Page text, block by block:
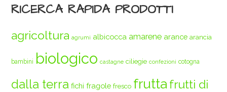
RICERCA RAPIDA PRODOTTI
agricoltura agrumi albicocca amarene arance arancia
bambini biologico castagne ciliegie confezioni cotogna
dalla terra fichi fragole fresco frutta frutti di